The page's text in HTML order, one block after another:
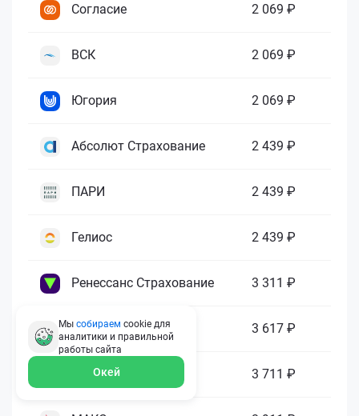
Согласие 2 069 ₽
ВСК 2 069 ₽
Югория 2 069 ₽
Абсолют Страхование 2 439 ₽
ПАРИ 2 439 ₽
Гелиос 2 439 ₽
Ренессанс Страхование 3 311 ₽
Зетта Страхование 3 617 ₽
ГАЙДЕ 3 711 ₽
Мы собираем cookie для
аналитики и правильной
работы сайта
Окей